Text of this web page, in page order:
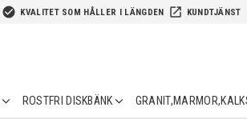
check_circle KVALITET SOM HÅLLER I LÄNGDEN launch KUNDTJÄNST
ROSTFRI DISKBÄNK